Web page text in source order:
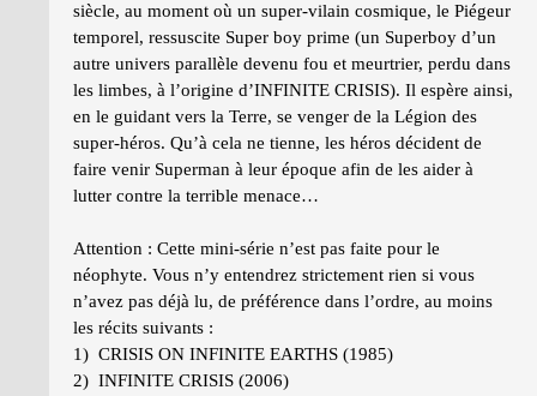
siècle, au moment où un super-vilain cosmique, le Piégeur
temporel, ressuscite Super boy prime (un Superboy d’un
autre univers parallèle devenu fou et meurtrier, perdu dans
les limbes, à l’origine d’INFINITE CRISIS). Il espère ainsi,
en le guidant vers la Terre, se venger de la Légion des
super-héros. Qu’à cela ne tienne, les héros décident de
faire venir Superman à leur époque afin de les aider à
lutter contre la terrible menace…
Attention : Cette mini-série n’est pas faite pour le
néophyte. Vous n’y entendrez strictement rien si vous
n’avez pas déjà lu, de préférence dans l’ordre, au moins
les récits suivants :
1) CRISIS ON INFINITE EARTHS (1985)
2) INFINITE CRISIS (2006)